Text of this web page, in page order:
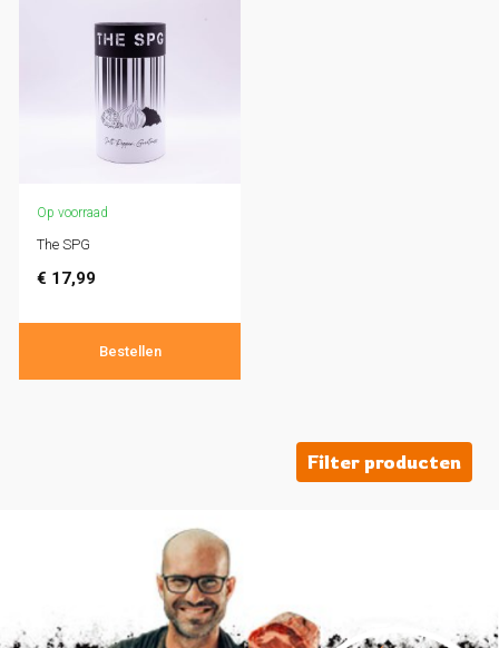
Op voorraad
The SPG
€ 17,99
Bestellen
Filter producten